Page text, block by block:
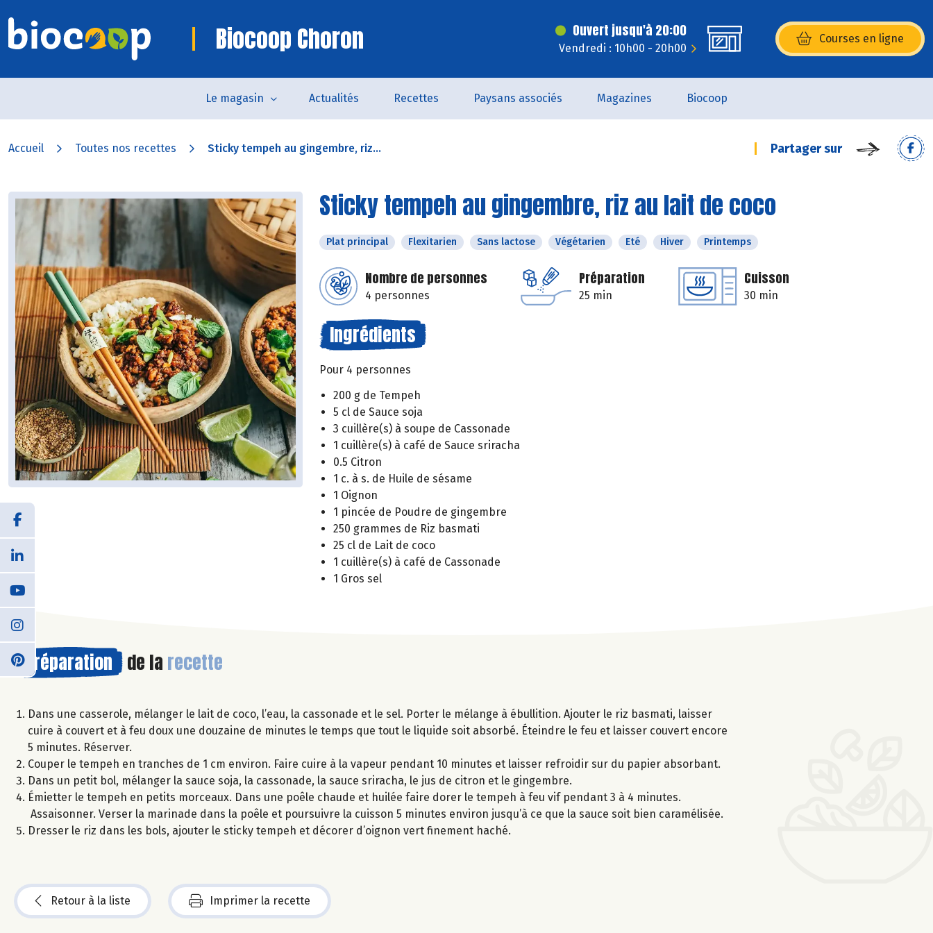
Biocoop Choron Ouvert jusqu'à 20:00
Vendredi : 10h00 - 20h00
Courses en ligne
(s’ouvre dans une nouvelle
Le magasin Actualités Recettes Paysans associés Magazines Biocoop
Accueil Toutes nos recettes Sticky tempeh au gingembre, riz... Partager sur
Sticky tempeh au gingembre, riz au lait de coco
Plat principal Flexitarien Sans lactose Végétarien Eté Hiver Printemps
Nombre de personnes
4 personnes
Préparation
25 min
Cuisson
30 min
Ingrédients
Pour 4 personnes
200 g de Tempeh
5 cl de Sauce soja
3 cuillère(s) à soupe de Cassonade
1 cuillère(s) à café de Sauce sriracha
0.5 Citron
1 c. à s. de Huile de sésame
1 Oignon
1 pincée de Poudre de gingembre
250 grammes de Riz basmati
25 cl de Lait de coco
1 cuillère(s) à café de Cassonade
1 Gros sel
Préparation de la recette
Dans une casserole, mélanger le lait de coco, l’eau, la cassonade et le sel. Porter le mélange à ébullition. Ajouter le riz basmati, laisser
cuire à couvert et à feu doux une douzaine de minutes le temps que tout le liquide soit absorbé. Éteindre le feu et laisser couvert encore
5 minutes. Réserver.
Couper le tempeh en tranches de 1 cm environ. Faire cuire à la vapeur pendant 10 minutes et laisser refroidir sur du papier absorbant.
Dans un petit bol, mélanger la sauce soja, la cassonade, la sauce sriracha, le jus de citron et le gingembre.
Émietter le tempeh en petits morceaux. Dans une poêle chaude et huilée faire dorer le tempeh à feu vif pendant 3 à 4 minutes.
Assaisonner. Verser la marinade dans la poêle et poursuivre la cuisson 5 minutes environ jusqu’à ce que la sauce soit bien caramélisée.
Dresser le riz dans les bols, ajouter le sticky tempeh et décorer d’oignon vert finement haché.
Retour à la liste Imprimer la recette